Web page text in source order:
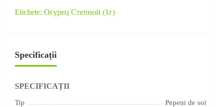
Etichete: Огурец Степной (1г)
Specificații
SPECIFICAȚII
Tip Pepeni de soi